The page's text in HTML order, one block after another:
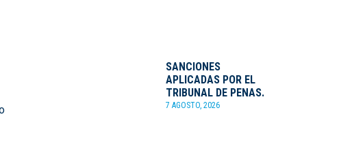
SANCIONES
APLICADAS POR EL
TRIBUNAL DE PENAS.
7 AGOSTO, 2026